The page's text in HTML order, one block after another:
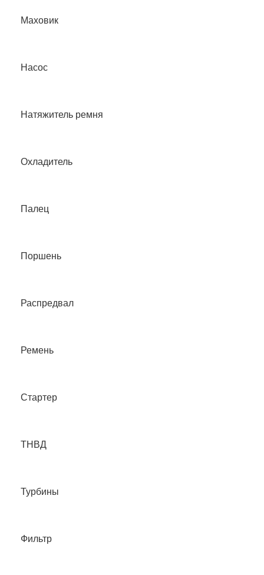
Маховик
Насос
Натяжитель ремня
Охладитель
Палец
Поршень
Распредвал
Ремень
Стартер
ТНВД
Турбины
Фильтр